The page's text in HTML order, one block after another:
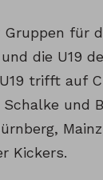
Gruppen für
die U19
trifft auf
und
Kickers.